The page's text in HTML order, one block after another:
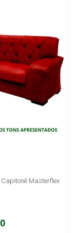
Masterflex